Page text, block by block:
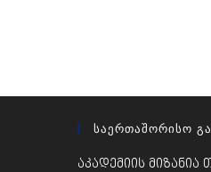
Საერთაშორისო
აკადემიის